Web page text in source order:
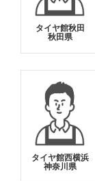
タイヤ館秋田
秋田県
タイヤ館西横浜
神奈川県